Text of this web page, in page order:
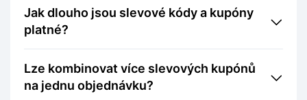
Jak dlouho jsou slevové kódy a kupóny
platné?
Lze kombinovat více slevových kupónů
na jednu objednávku?